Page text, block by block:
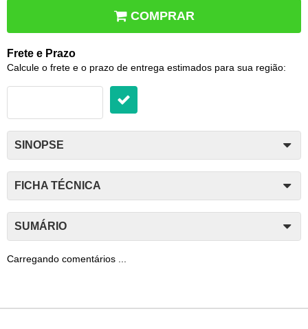
COMPRAR
Frete e Prazo
Calcule o frete e o prazo de entrega estimados para sua região:
SINOPSE
FICHA TÉCNICA
SUMÁRIO
Carregando comentários ...